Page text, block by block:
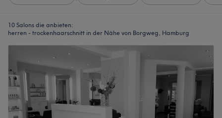
10 Salons die anbieten:
herren - trockenhaarschnitt in der Nähe von Borgweg, Hamburg